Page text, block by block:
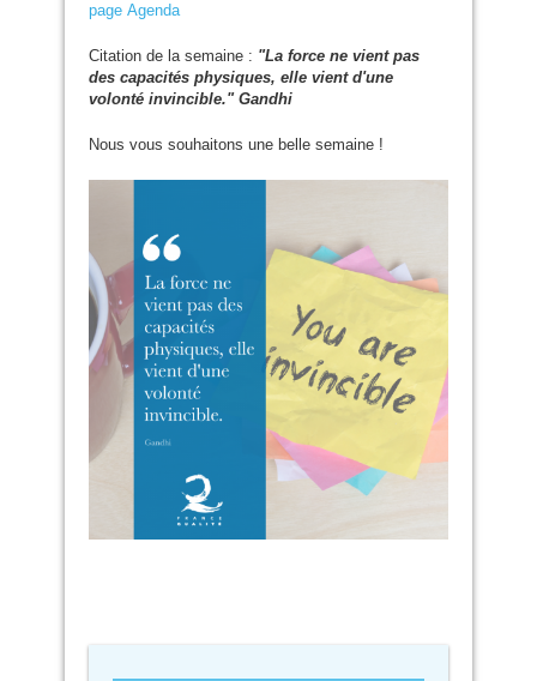
page Agenda
Citation de la semaine : "La force ne vient pas
des capacités physiques, elle vient d'une
volonté invincible." Gandhi
Nous vous souhaitons une belle semaine !